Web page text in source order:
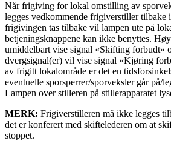
Når frigiving for lokal omstilling av
legges vedkommende frigiverstiller
frigivingen tas tilbake vil lampen ute på
betjeningsknappene kan ikke benyttes.
umiddelbart vise signal «Skifting forbudt»
dvergsignal(er) vil vise signal «Kjøring
av frigitt lokalområde er det en
eventuelle sporsperrer/sporveksler går på/
Lampen over stilleren på stillerapparatet
MERK: Frigiverstilleren må ikke legges
det er konferert med skiftelederen om at
stoppet.